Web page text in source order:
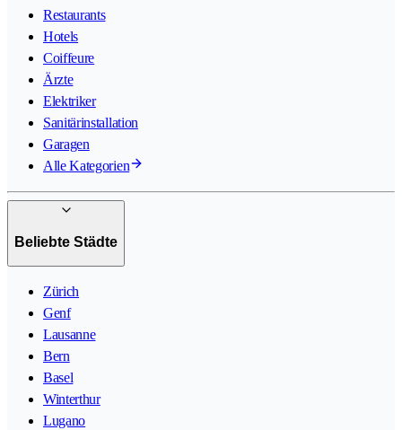
Restaurants
Hotels
Coiffeure
Ärzte
Elektriker
Sanitärinstallation
Garagen
Alle Kategorien
Beliebte Städte
Zürich
Genf
Lausanne
Bern
Basel
Winterthur
Lugano